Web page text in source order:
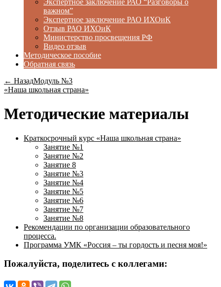
важном”
Экспертное заключение РАО ИХОиК
Отзыв РАО ИХОиК
Министерство просвещения РФ
Видео отзыв
Методическое пособие
Обратная связь
← НазадМодуль №3
«Наша школьная страна»
Методические материалы
Краткосрочный курс «Наша школьная страна»
Занятие №1
Занятие №2
Занятие 8
Занятие №3
Занятие №4
Занятие №5
Занятие №6
Занятие №7
Занятие №8
Рекомендации по организации образовательного
процесса.
Программа УМК «Россия – ты гордость и песня моя!»
Пожалуйста, поделитесь с коллегами: